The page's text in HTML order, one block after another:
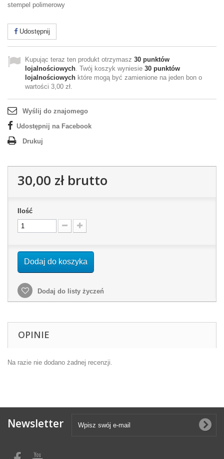
stempel polimerowy
Udostępnij
Kupując teraz ten produkt otrzymasz 30 punktów
lojalnościowych. Twój koszyk wyniesie 30 punktów
lojalnościowych które mogą być zamienione na jeden bon o
wartości 3,00 zł.
Wyślij do znajomego
Udostępnij na Facebook
Drukuj
30,00 złbrutto
Ilość
Dodaj do koszyka
Dodaj do listy życzeń
OPINIE
Na razie nie dodano żadnej recenzji.
Newsletter